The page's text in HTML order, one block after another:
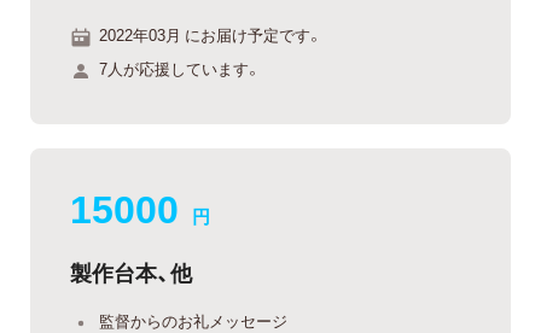
2022年03月 にお届け予定です。
7人が応援しています。
15000 円
製作台本、他
監督からのお礼メッセージ